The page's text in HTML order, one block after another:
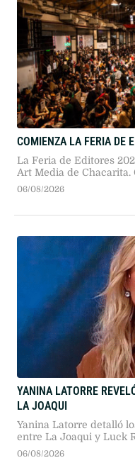
COMIENZA LA FERIA DE
La Feria de Editores
Art Media de Chacarita.
reúne a más de 330
06/08/2026
YANINA LATORRE
LA JOAQUI
Yanina Latorre detalló
entre La Joaqui y Luck
distintas expectativas
06/08/2026